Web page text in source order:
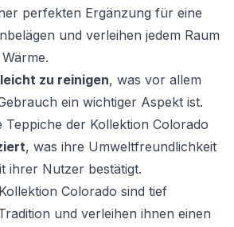
perfekten Ergänzung für eine
und verleihen jedem Raum
leicht zu reinigen, was vor allem
ein wichtiger Aspekt ist.
Teppiche der Kollektion Colorado
, was ihre Umweltfreundlichkeit
ihrer Nutzer bestätigt.
Colorado sind tief
und verleihen ihnen einen